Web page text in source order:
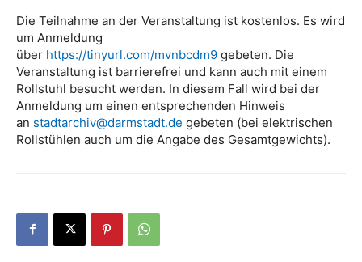
Die Teilnahme an der Veranstaltung ist kostenlos. Es wird
um Anmeldung
über https://tinyurl.com/mvnbcdm9 gebeten. Die
Veranstaltung ist barrierefrei und kann auch mit einem
Rollstuhl besucht werden. In diesem Fall wird bei der
Anmeldung um einen entsprechenden Hinweis
an stadtarchiv@darmstadt.de gebeten (bei elektrischen
Rollstühlen auch um die Angabe des Gesamtgewichts).